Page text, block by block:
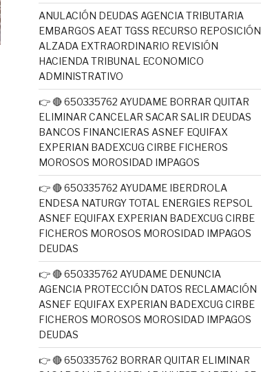
ANULACIÓN DEUDAS AGENCIA TRIBUTARIA
EMBARGOS AEAT TGSS RECURSO REPOSICIÓN
ALZADA EXTRAORDINARIO REVISIÓN
HACIENDA TRIBUNAL ECONOMICO
ADMINISTRATIVO
👉 🔴 650335762 AYUDAME BORRAR QUITAR
ELIMINAR CANCELAR SACAR SALIR DEUDAS
BANCOS FINANCIERAS ASNEF EQUIFAX
EXPERIAN BADEXCUG CIRBE FICHEROS
MOROSOS MOROSIDAD IMPAGOS
👉 🔴 650335762 AYUDAME IBERDROLA
ENDESA NATURGY TOTAL ENERGIES REPSOL
ASNEF EQUIFAX EXPERIAN BADEXCUG CIRBE
FICHEROS MOROSOS MOROSIDAD IMPAGOS
DEUDAS
👉 🔴 650335762 AYUDAME DENUNCIA
AGENCIA PROTECCIÓN DATOS RECLAMACIÓN
ASNEF EQUIFAX EXPERIAN BADEXCUG CIRBE
FICHEROS MOROSOS MOROSIDAD IMPAGOS
DEUDAS
👉 🔴 650335762 BORRAR QUITAR ELIMINAR